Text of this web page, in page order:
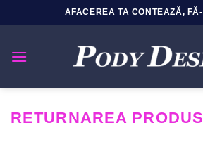
la
AFACEREA TA CONTEAZĂ,
RETURNAREA